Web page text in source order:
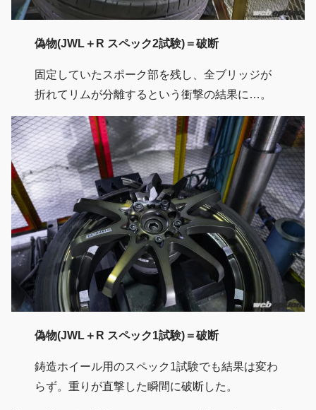
偽物(JWL＋R スペック2試験)＝破断
固定していたスポーク部を残し、全ブリッジが
折れてリムが分離するという衝撃の結果に…。
偽物(JWL＋R スペック1試験)＝破断
鋳造ホイール用のスペック1試験でも結果は変わ
らず。重りが直撃した瞬間に破断した。